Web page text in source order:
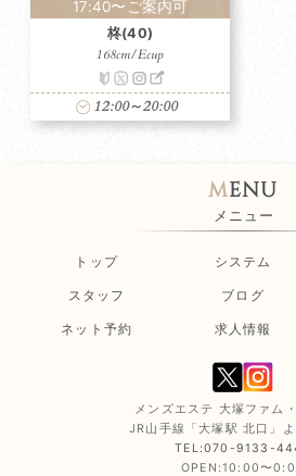
17:40〜ご案内可
柊(40)
168cm/Ecup
12:00～20:00
menu
メニュー
トップ システム
スタッフ ブログ
ネット予約 求人情報
メンズエステ 大塚ファム
JR山手線「大塚駅 北口」
TEL:070-9133-
OPEN:10:00〜